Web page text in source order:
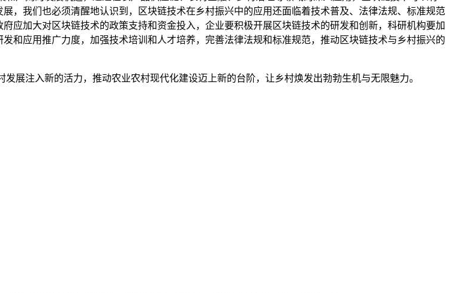
，我们也必须清醒地认识到，区块链技术在乡村振兴中的应用还面临着技术普及、法律法规、标准规范
应加大对区块链技术的政策支持和资金投入，企业要积极开展区块链技术的研发和创新，科研机构要加
和应用推广力度，加强技术培训和人才培养，完善法律法规和标准规范，推动区块链技术与乡村振兴的
展注入新的活力，推动农业农村现代化建设迈上新的台阶，让乡村焕发出勃勃生机与无限魅力。